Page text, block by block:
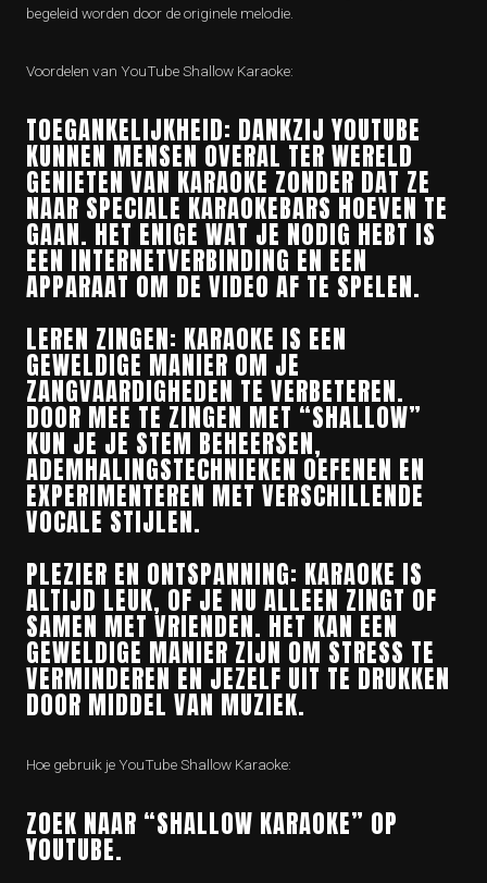
begeleid worden door de originele melodie.
Voordelen van YouTube Shallow Karaoke:
TOEGANKELIJKHEID: DANKZIJ YOUTUBE
KUNNEN MENSEN OVERAL TER WERELD
GENIETEN VAN KARAOKE ZONDER DAT ZE
NAAR SPECIALE KARAOKEBARS HOEVEN TE
GAAN. HET ENIGE WAT JE NODIG HEBT IS
EEN INTERNETVERBINDING EN EEN
APPARAAT OM DE VIDEO AF TE SPELEN.
LEREN ZINGEN: KARAOKE IS EEN
GEWELDIGE MANIER OM JE
ZANGVAARDIGHEDEN TE VERBETEREN.
DOOR MEE TE ZINGEN MET “SHALLOW”
KUN JE JE STEM BEHEERSEN,
ADEMHALINGSTECHNIEKEN OEFENEN EN
EXPERIMENTEREN MET VERSCHILLENDE
VOCALE STIJLEN.
PLEZIER EN ONTSPANNING: KARAOKE IS
ALTIJD LEUK, OF JE NU ALLEEN ZINGT OF
SAMEN MET VRIENDEN. HET KAN EEN
GEWELDIGE MANIER ZIJN OM STRESS TE
VERMINDEREN EN JEZELF UIT TE DRUKKEN
DOOR MIDDEL VAN MUZIEK.
Hoe gebruik je YouTube Shallow Karaoke:
ZOEK NAAR “SHALLOW KARAOKE” OP
YOUTUBE.